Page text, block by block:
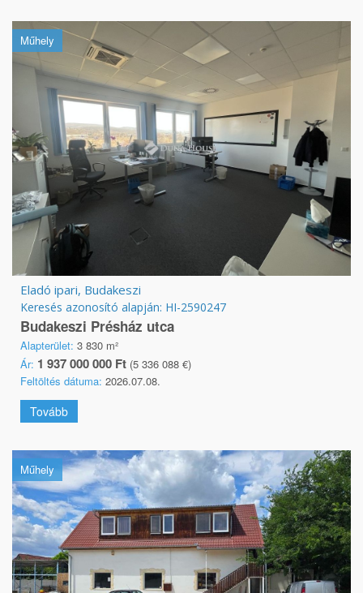
Műhely
Eladó ipari, Budakeszi
Keresés azonosító alapján: HI-2590247
Budakeszi Présház utca
Alapterület: 3 830 m²
Ár: 1 937 000 000 Ft (5 336 088 €)
Feltöltés dátuma: 2026.07.08.
Tovább
Műhely